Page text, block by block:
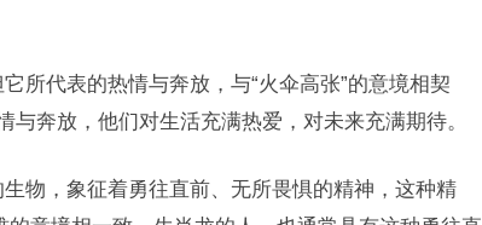
所代表的热情与奔放，与“火伞高张”的意境相契
奔放，他们对生活充满热爱，对未来充满期待。
生物，象征着勇往直前、无所畏惧的精神，这种精